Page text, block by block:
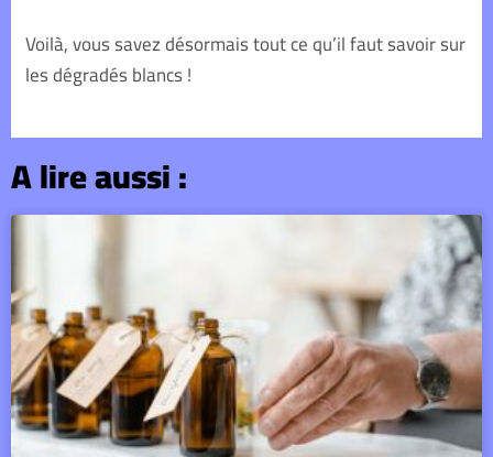
Voilà, vous savez désormais tout ce qu’il faut savoir sur
les dégradés blancs !
A lire aussi :